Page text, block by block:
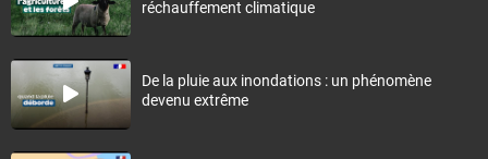
réchauffement climatique
De la pluie aux inondations : un phénomène
devenu extrême